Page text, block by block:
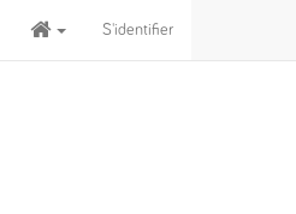
S'identifier